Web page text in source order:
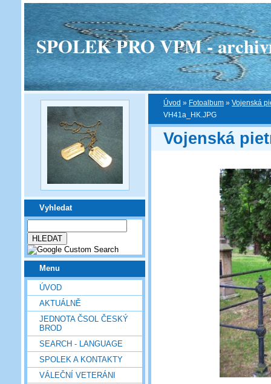
SPOLEK PRO VPM -
Vyhledat
Menu
ÚVOD
AKTUÁLNĚ
JEDNOTA ČSOL ČESKÝ
BROD
SEARCH - LANGUAGE
SPOLEK A KONTAKTY
VÁLEČNÍ VETERÁNI
Úvod » Fotoalbum » Vojenská
VH41a_HK.JPG
Vojenská